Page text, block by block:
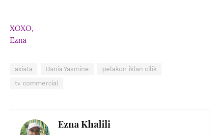
XOXO,
Ezna
axiata Dania Yasmine
pelakon iklan cilik
tv commercial
Ezna Khalili